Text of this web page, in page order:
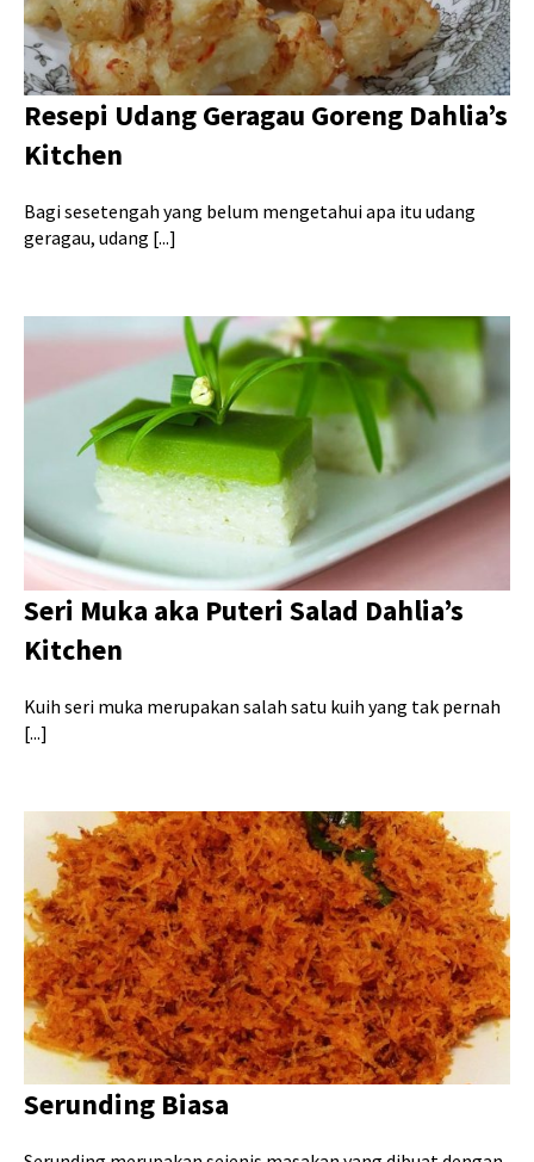
Resepi Udang Geragau Goreng Dahlia’s
Kitchen
Bagi sesetengah yang belum mengetahui apa itu udang
geragau, udang [...]
Seri Muka aka Puteri Salad Dahlia’s
Kitchen
Kuih seri muka merupakan salah satu kuih yang tak pernah
[...]
Serunding Biasa